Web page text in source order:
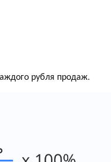
рубля продаж.